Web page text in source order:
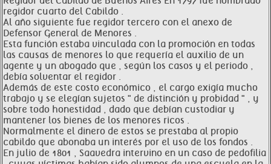
regidor cuarto del Cabildo .
Al año siguiente fue regidor tercero con el anexo de
Defensor General de Menores .
Esta función estaba vinculada con la promoción en todas
las causas de menores lo que requería el auxilio de un
agente y un abogado que , según los casos y el periodo ,
debía solventar el regidor .
Además de este costo económico , el cargo exigía mucho
trabajo y se elegían sujetos " de distinción y probidad " , y
sobre todo honestidad , dado que debían custodiar y
mantener los bienes de los menores ricos .
Normalmente el dinero de estos se prestaba al propio
cabildo que abonaba un interés por el uso de los fondos .
En julio de 1801 , Saavedra intervino en un caso de pedofilia